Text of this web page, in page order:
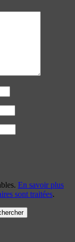
En savoir plus
sont traitées.